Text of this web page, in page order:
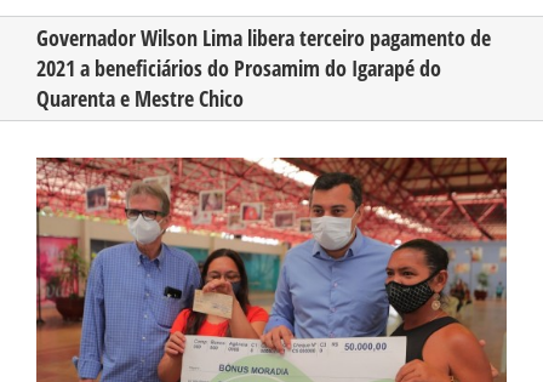
CONHEÇA O AMAZONAS
PUBLICIDADE
CONTATO
Governador Wilson Lima libera terceiro pagamento de
2021 a beneficiários do Prosamim do Igarapé do
Quarenta e Mestre Chico
View
Larger
Image